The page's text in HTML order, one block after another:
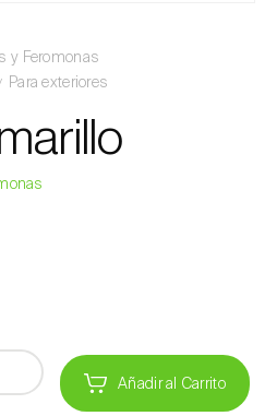
y Feromonas
Para exteriores
Añadir al Carrito